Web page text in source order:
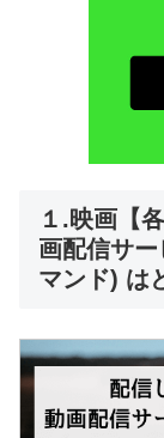
１.映画【
画配信サ
マンド) は